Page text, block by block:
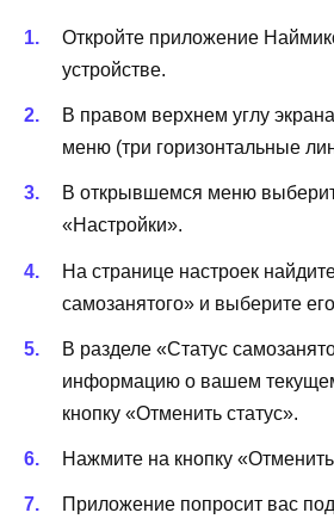
Откройте приложение
устройстве.
В правом верхнем углу
меню (три горизонтальные
В открывшемся меню
«Настройки».
На странице настроек
самозанятого» и выберите
В разделе «Статус
информацию о вашем
кнопку «Отменить статус».
Нажмите на кнопку «Отменить
Приложение попросит вас